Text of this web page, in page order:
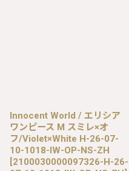
Innocent World / エリシア
ワンピース M スミレ×オ
フ/Violet×White H-26-07-
10-1018-IW-OP-NS-ZH
[2100030000097326-H-26-